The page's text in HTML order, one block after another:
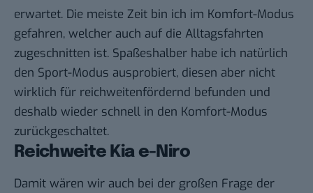
erwartet. Die meiste Zeit bin ich im Komfort-Modus
gefahren, welcher auch auf die Alltagsfahrten
zugeschnitten ist. Spaßeshalber habe ich natürlich
den Sport-Modus ausprobiert, diesen aber nicht
wirklich für reichweitenfördernd befunden und
deshalb wieder schnell in den Komfort-Modus
zurückgeschaltet.
Reichweite Kia e-Niro
Damit wären wir auch bei der großen Frage der